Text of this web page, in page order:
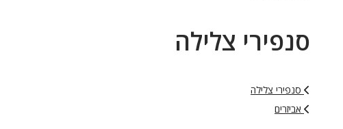
סנפירי צלילה
סנפירי צלילה
אביזרים